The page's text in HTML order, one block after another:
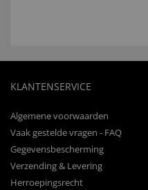
KLANTENSERVICE
Algemene voorwaarden
Vaak gestelde vragen - FAQ
Gegevensbescherming
Verzending & Levering
Herroepingsrecht